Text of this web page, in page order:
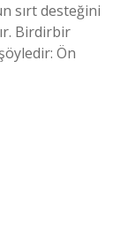
sırt desteğini
Birdirbir
Ön